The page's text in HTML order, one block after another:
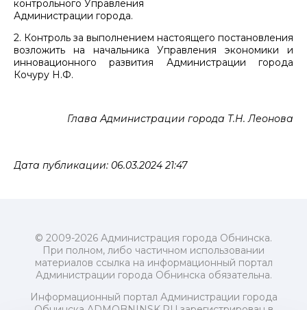
контрольного Управления
Администрации города.
2. Контроль за выполнением настоящего постановления
возложить на начальника Управления экономики и
инновационного развития Администрации города
Кочуру Н.Ф.
Глава Администрации города Т.Н. Леонова
Дата публикации: 06.03.2024 21:47
© 2009-2026 Администрация города Обнинска.
При полном, либо частичном использовании
материалов ссылка на информационный портал
Администрации города Обнинска обязательна.
Информационный портал Администрации города